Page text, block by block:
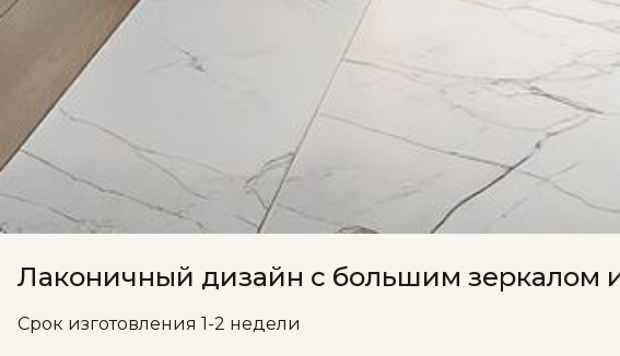
Лаконичный дизайн с большим зеркалом
Срок изготовления 1-2 недели